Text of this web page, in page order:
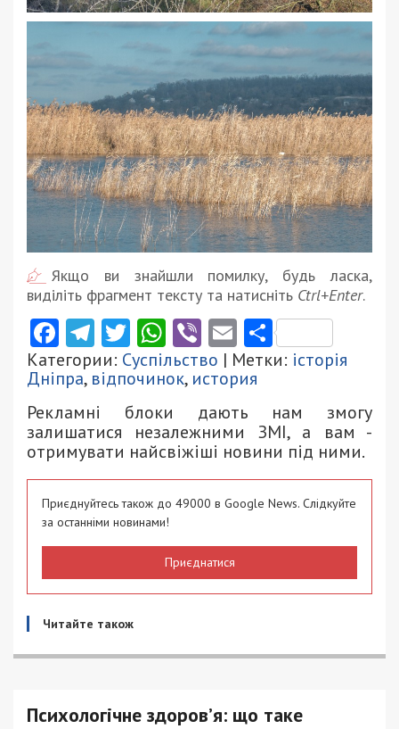
Якщо ви знайшли помилку, будь ласка,
виділіть фрагмент тексту та натисніть Ctrl+Enter.
Facebook
Telegram
Twitter
WhatsApp
ViberEmail
Категории: Суспільство | Метки: історія
Дніпра, відпочинок, история
Рекламні блоки дають нам змогу
залишатися незалежними ЗМІ, а вам -
отримувати найсвіжіші новини під ними.
Приєднуйтесь також до 49000 в Google News. Слідкуйте
за останніми новинами!
Приєднатися
Читайте також
Психологічне здоров’я: що таке